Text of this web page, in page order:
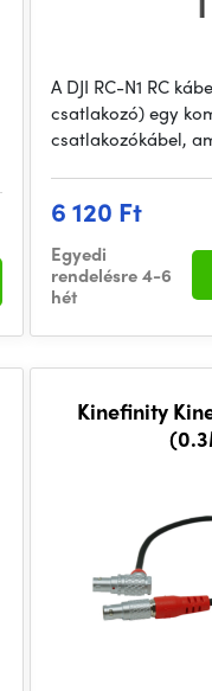
A DJI RC-N1 RC
csatlakozó) egy
csatlakozókábel,
6 120 Ft
Egyedi
rendelésre 4-6
hét
Kinefinity